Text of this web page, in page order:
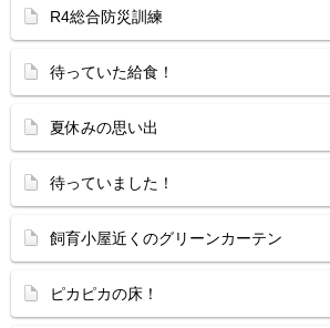
R4総合防災訓練
待っていた給食！
夏休みの思い出
待っていました！
飼育小屋近くのグリーンカーテン
ピカピカの床！